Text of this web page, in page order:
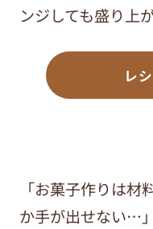
ンジしても盛り上
レ
「お菓子作りは
か手が出せない…